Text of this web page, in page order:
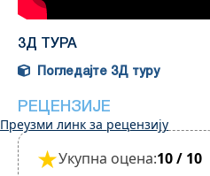
3Д ТУРА
Погледајте 3Д туру
РЕЦЕНЗИЈЕ
Преузми линк за рецензију
★Укупна оцена:10 / 10